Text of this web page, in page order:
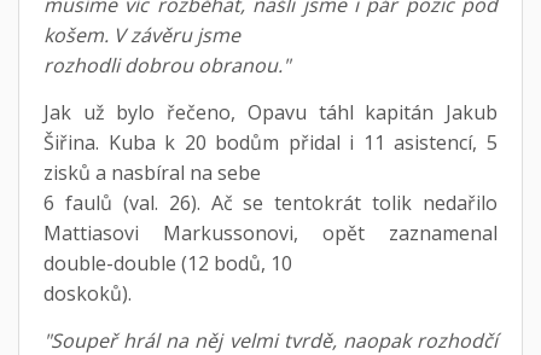
košem. V závěru jsme
rozhodli dobrou obranou."
Jak už bylo řečeno, Opavu táhl kapitán Jakub
Šiřina. Kuba k 20 bodům přidal i 11 asistencí, 5
zisků a nasbíral na sebe
6 faulů (val. 26). Ač se tentokrát tolik nedařilo
Mattiasovi Markussonovi, opět zaznamenal
double-double (12 bodů, 10
doskoků).
"Soupeř hrál na něj velmi tvrdě, naopak rozhodčí